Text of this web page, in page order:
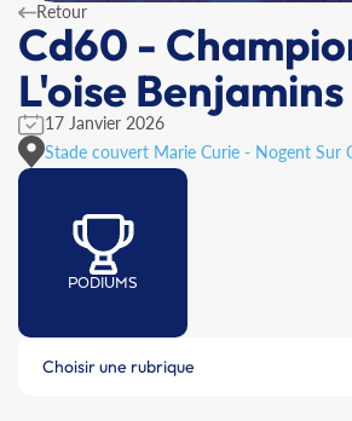
Retour
Cd60 -
L'oise Benjamins
17 Janvier 2026
Stade couvert Marie Curie - Nogent Sur
PODIUMS
Choisir une rubrique